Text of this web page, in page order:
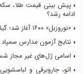
ادامه رشد؟
«نوروزبل» ۱۶۰۰ آغاز شد؛ گیلانیان وارد قرن هفدهم دیلمی شدند
نتایج آزمون مدارس سمپاد
اسامی ژل‌های غیر مجاز
اتو، جاروبرقی و